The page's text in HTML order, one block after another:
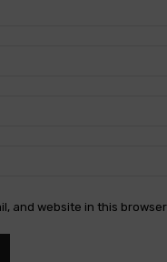
and website in this